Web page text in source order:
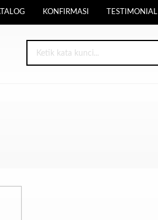
KONFIRMASI TESTIMONIAL